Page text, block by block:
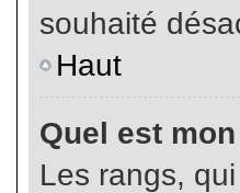
souhaité
Haut
Quel est
Les rangs,